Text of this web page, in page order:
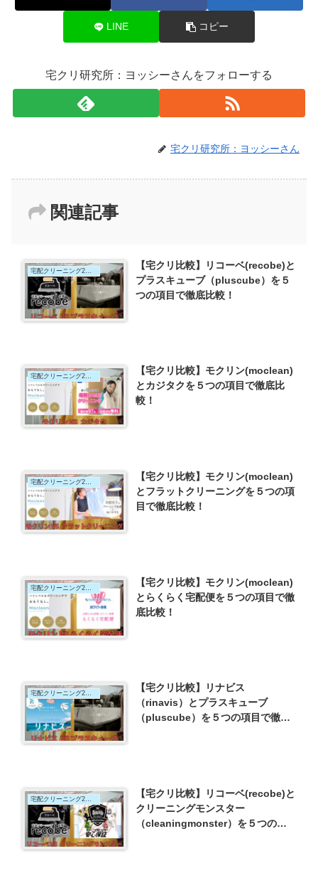
LINE コピー
宅クリ研究所：ヨッシーさんをフォローする
宅クリ研究所：ヨッシーさん
関連記事
宅配クリーニング2社比較
【宅クリ比較】リコーベ(recobe)と
プラスキューブ（pluscube）を５
つの項目で徹底比較！
宅配クリーニング2社比較
【宅クリ比較】モクリン(moclean)
とカジタクを５つの項目で徹底比
較！
宅配クリーニング2社比較
【宅クリ比較】モクリン(moclean)
とフラットクリーニングを５つの項
目で徹底比較！
宅配クリーニング2社比較
【宅クリ比較】モクリン(moclean)
とらくらく宅配便を５つの項目で徹
底比較！
宅配クリーニング2社比較
【宅クリ比較】リナビス
（rinavis）とプラスキューブ
（pluscube）を５つの項目で徹底
宅配クリーニング2社比較
【宅クリ比較】リコーベ(recobe)と
クリーニングモンスター
（cleaningmonster）を５つの項